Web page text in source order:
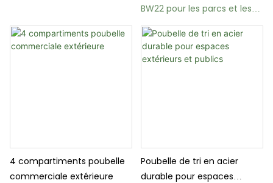
BW22 pour les parcs et les
écoles, idéale pour les zones
scéniques.
4 compartiments poubelle
commerciale extérieure
Poubelle de tri en acier
durable pour espaces